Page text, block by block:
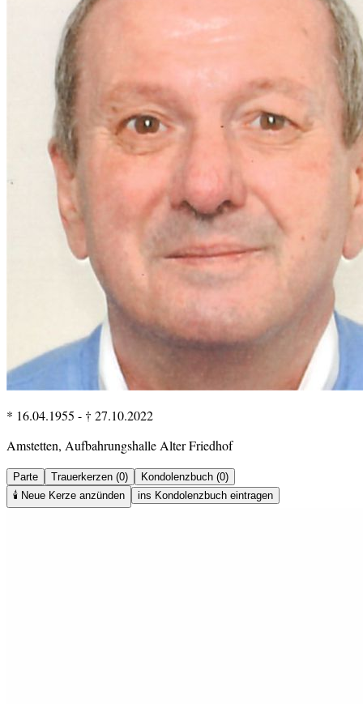
* 16.04.1955 - † 27.10.2022
Amstetten, Aufbahrungshalle Alter Friedhof
Parte Trauerkerzen (0)
Kondolenzbuch (0)
🕯️ Neue Kerze anzünden ins Kondolenzbuch eintragen